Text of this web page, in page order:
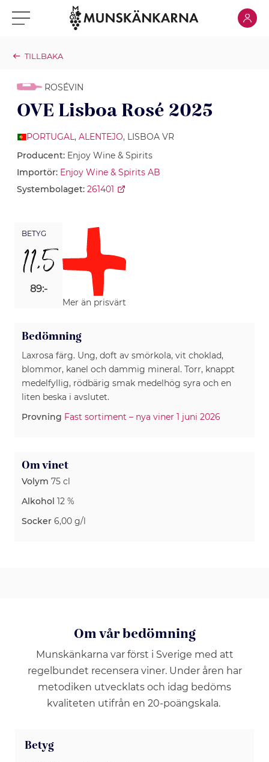
Klicka för meny Klicka
TILLBAKA
ROSÉVIN
OVE Lisboa Rosé 2025
PORTUGAL, ALENTEJO, LISBOA VR
Producent: Enjoy Wine & Spirits
Importör: Enjoy Wine & Spirits AB
Systembolaget: 261401
BETYG
11,5
89:-
Mer än prisvärt
Bedömning
Laxrosa färg. Ung, doft av smörkola, vit choklad,
blommor, kanel och dammig mineral. Torr, knappt
medelfyllig, rödbärig smak medelhög syra och en
liten beska i avslutet.
Provning Fast sortiment – nya viner 1 juni 2026
Om vinet
Volym 75 cl
Alkohol 12 %
Socker 6,00 g/l
Om vår bedömning
Munskänkarna var först i Sverige med att
regelbundet recensera viner. Under åren har
metodiken utvecklats och idag bedöms
kvaliteten utifrån en 20-poängskala.
Betyg